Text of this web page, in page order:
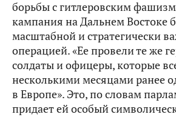
борьбы с гитлеровским
кампания на Дальнем Востоке
масштабной и стратегически
операцией. «Ее провели те же
солдаты и офицеры, которые
несколькими месяцами ранее
в Европе». Это, по словам
придает ей особый